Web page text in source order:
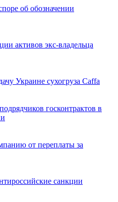
об обозначении
активов экс-владельца
Украине сухогруза Caffa
госконтрактов в
от переплаты за
санкции